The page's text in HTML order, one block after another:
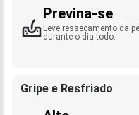
Previna-se
Leve ressecamento da
durante o dia todo.
Gripe e Resfriado